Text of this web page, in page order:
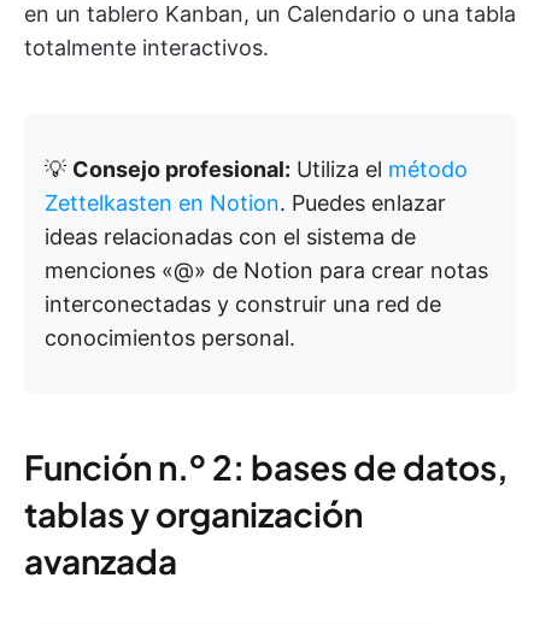
en un tablero Kanban, un Calendario o una tabla
totalmente interactivos.
💡 Consejo profesional: Utiliza el método
Zettelkasten en Notion. Puedes enlazar
ideas relacionadas con el sistema de
menciones «@» de Notion para crear notas
interconectadas y construir una red de
conocimientos personal.
Función n.º 2: bases de datos,
tablas y organización
avanzada